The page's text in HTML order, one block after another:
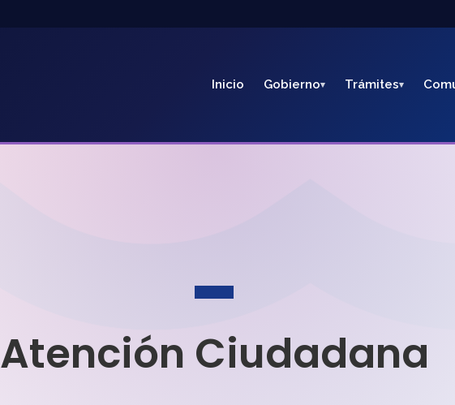
Inicio Gobierno Trámites
Atención Ciudadana